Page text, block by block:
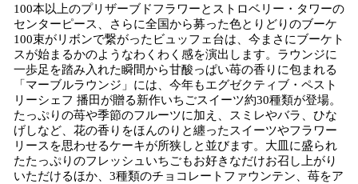
100本以上のプリザーブドフラワーとストロベリー・タワーの
センターピース、さらに全国から募った色とりどりのブーケ
100束がリボンで繋がったビュッフェ台は、今まさにブーケト
スが始まるかのようなわくわく感を演出します。ラウンジに
一歩足を踏み入れた瞬間から甘酸っぱい苺の香りに包まれる
「マーブルラウンジ」には、今年もエグゼクティブ・ペスト
リーシェフ 播田が贈る新作いちごスイーツ約30種類が登場。
たっぷりの苺や季節のフルーツに加え、スミレやバラ、ひな
げしなど、花の香りをほんのりと纏ったスイーツやフラワー
リースを思わせるケーキが所狭しと並びます。大皿に盛られ
たたっぷりのフレッシュいちごもお好きなだけお召し上がり
いただけるほか、3種類のチョコレートファウンテン、苺をア